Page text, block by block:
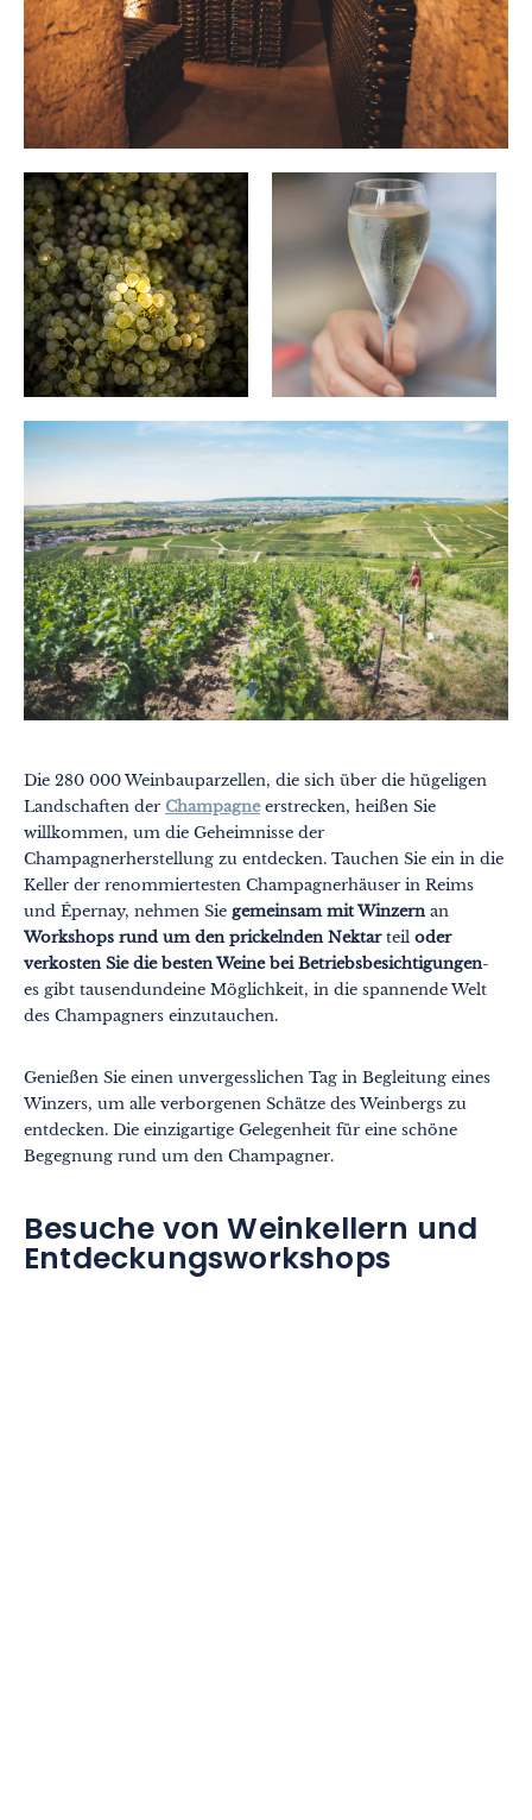
Die 280 000 Weinbauparzellen, die sich über die hügeligen
Landschaften der Champagneerstrecken, heißen Sie
willkommen, um die Geheimnisse der
Champagnerherstellung zu entdecken. Tauchen Sie ein in die
Keller der renommiertesten Champagnerhäuser in Reims
und Épernay, nehmen Sie gemeinsam mit Winzernan
Workshops rund um den prickelnden Nektarteil oder
verkosten Sie die besten Weine bei Betriebsbesichtigungen-
es gibt tausendundeine Möglichkeit, in die spannende Welt
des Champagners einzutauchen.
Genießen Sie einen unvergesslichen Tag in Begleitung eines
Winzers, um alle verborgenen Schätze des Weinbergs zu
entdecken. Die einzigartige Gelegenheit für eine schöne
Begegnung rund um den Champagner.
Besuche von Weinkellern und
Entdeckungsworkshops